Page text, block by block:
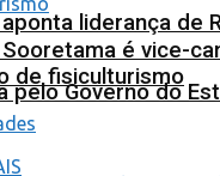
liderança de
pelo Governo do
é vice-
de fisiculturismo